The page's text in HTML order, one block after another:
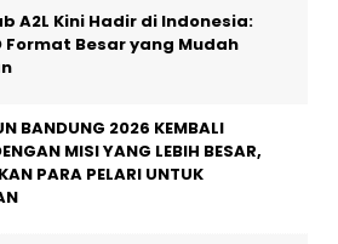
A2L Kini Hadir di Indonesia:
Format Besar yang Mudah
BANDUNG 2026 KEMBALI
MISI YANG LEBIH BESAR,
PARA PELARI UNTUK